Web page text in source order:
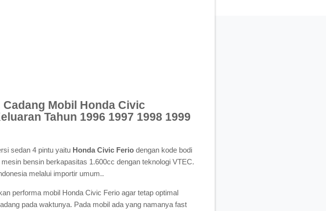
Mobil Honda Civic
Tahun 1996 1997 1998 1999
sedan 4 pintu yaitu Honda Civic Ferio dengan kode bodi
bensin berkapasitas 1.600cc dengan teknologi VTEC.
melalui importir umum..
performa mobil Honda Civic Ferio agar tetap optimal
pada waktunya. Pada mobil ada yang namanya fast